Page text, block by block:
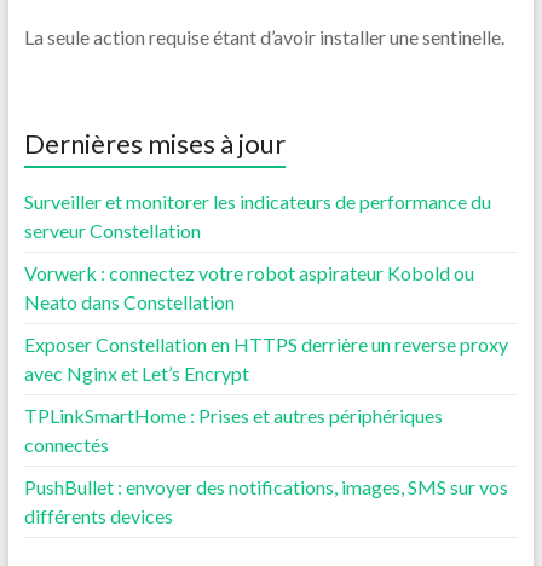
La seule action requise étant d’avoir installer une sentinelle.
Dernières mises à jour
Surveiller et monitorer les indicateurs de performance du
serveur Constellation
Vorwerk : connectez votre robot aspirateur Kobold ou
Neato dans Constellation
Exposer Constellation en HTTPS derrière un reverse proxy
avec Nginx et Let’s Encrypt
TPLinkSmartHome : Prises et autres périphériques
connectés
PushBullet : envoyer des notifications, images, SMS sur vos
différents devices